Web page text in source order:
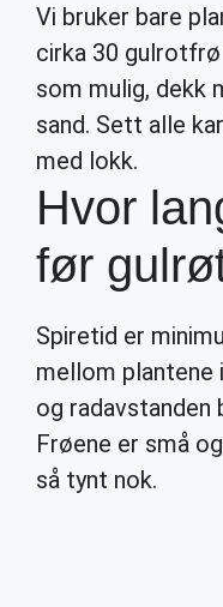
Vi bruker bare
cirka 30
som mulig, dekk
sand. Sett alle
med lokk.
Hvor
før
Spiretid er
mellom
og
Frøene er små
så tynt nok.